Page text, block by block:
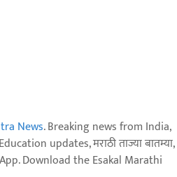
News. Breaking news from India,
updates, मराठी ताज्या बातम्या,
App. Download the Esakal Marathi